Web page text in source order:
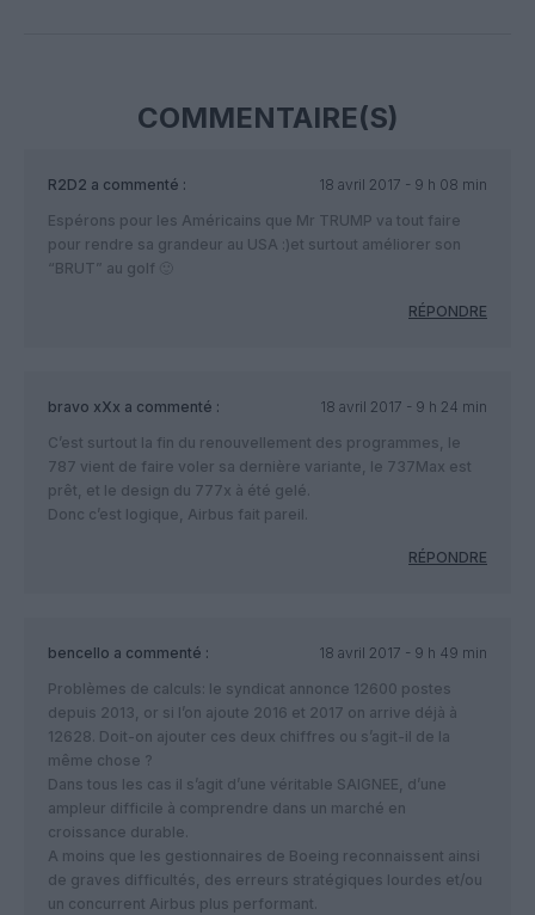
COMMENTAIRE(S)
R2D2 a commenté :
18 avril 2017 - 9 h 08 min
Espérons pour les Américains que Mr TRUMP va tout faire
pour rendre sa grandeur au USA :)et surtout améliorer son
“BRUT” au golf 🙂
RÉPONDRE
bravo xXx a commenté :
18 avril 2017 - 9 h 24 min
C’est surtout la fin du renouvellement des programmes, le
787 vient de faire voler sa dernière variante, le 737Max est
prêt, et le design du 777x à été gelé.
Donc c’est logique, Airbus fait pareil.
RÉPONDRE
bencello a commenté :
18 avril 2017 - 9 h 49 min
Problèmes de calculs: le syndicat annonce 12600 postes
depuis 2013, or si l’on ajoute 2016 et 2017 on arrive déjà à
12628. Doit-on ajouter ces deux chiffres ou s’agit-il de la
même chose ?
Dans tous les cas il s’agit d’une véritable SAIGNEE, d’une
ampleur difficile à comprendre dans un marché en
croissance durable.
A moins que les gestionnaires de Boeing reconnaissent ainsi
de graves difficultés, des erreurs stratégiques lourdes et/ou
un concurrent Airbus plus performant.